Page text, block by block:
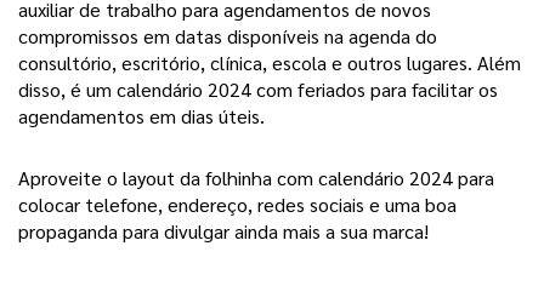
auxiliar de trabalho para agendamentos de novos
compromissos em datas disponíveis na agenda do
consultório, escritório, clínica, escola e outros lugares. Além
disso, é um calendário 2024 com feriados para facilitar os
agendamentos em dias úteis.
Aproveite o layout da folhinha com calendário 2024 para
colocar telefone, endereço, redes sociais e uma boa
propaganda para divulgar ainda mais a sua marca!